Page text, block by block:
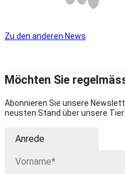
Zu den anderen News
Möchten Sie
Abonnieren Sie unsere
neusten Stand über unsere